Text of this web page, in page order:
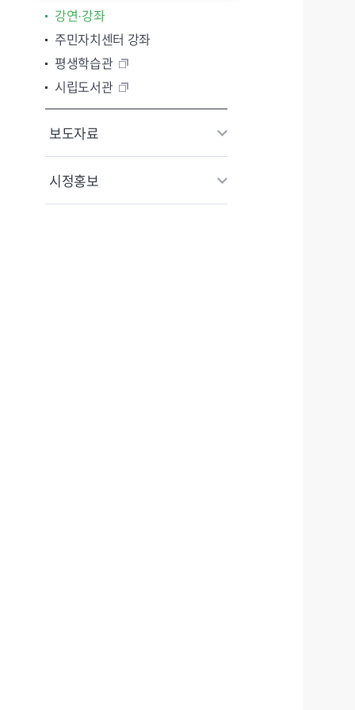
강연·강좌
주민자치센터 강좌
평생학습관
시립도서관
보도자료
시정홍보